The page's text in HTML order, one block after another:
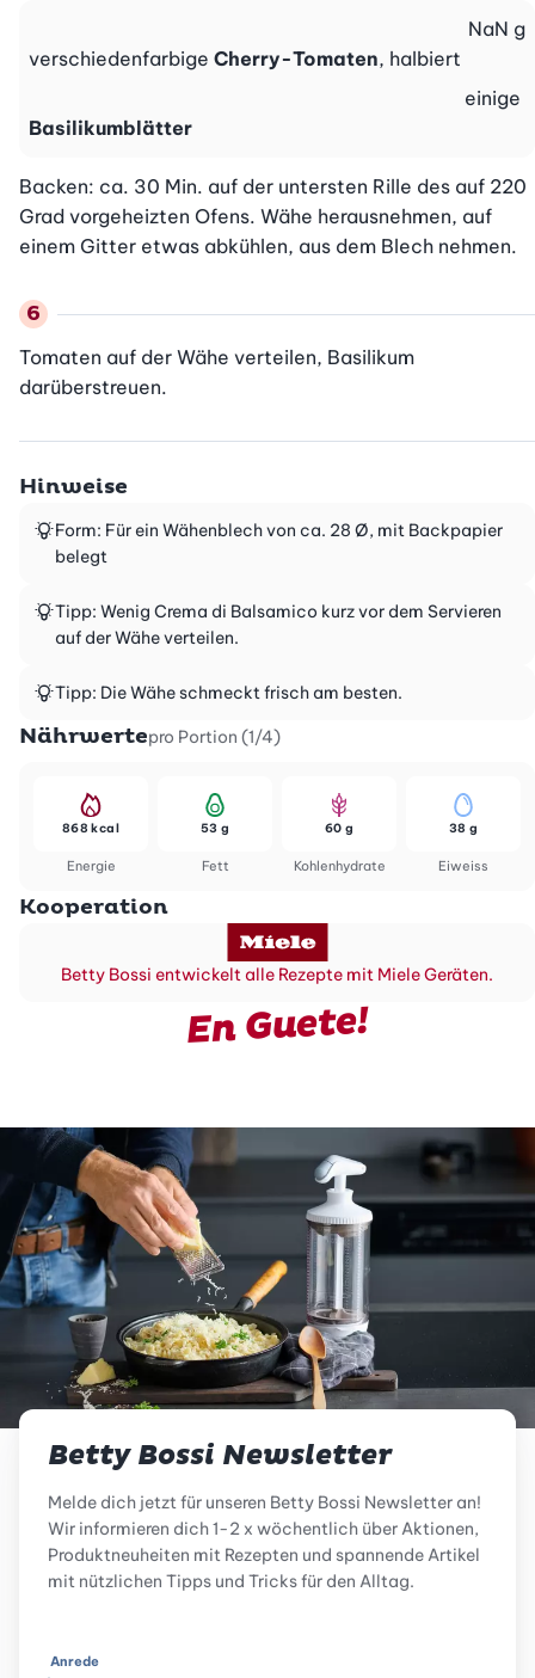
verschiedenfarbige Cherry-Tomaten, halbiert
NaN g
Basilikumblätter
einige
Backen: ca. 30 Min. auf der untersten Rille des auf 220
Grad vorgeheizten Ofens. Wähe herausnehmen, auf
einem Gitter etwas abkühlen, aus dem Blech nehmen.
Tomaten auf der Wähe verteilen, Basilikum
darüberstreuen.
Hinweise
Form: Für ein Wähenblech von ca. 28 Ø, mit Backpapier
belegt
Tipp: Wenig Crema di Balsamico kurz vor dem Servieren
auf der Wähe verteilen.
Tipp: Die Wähe schmeckt frisch am besten.
Nährwertepro Portion (1/4)
Energie
868 kcal
Fett
53 g
Kohlenhydrate
60 g
Eiweiss
38 g
Kooperation
Betty Bossi entwickelt alle Rezepte mit Miele Geräten.
En Guete!
Betty Bossi Newsletter
Melde dich jetzt für unseren Betty Bossi Newsletter an!
Wir informieren dich 1-2 x wöchentlich über Aktionen,
Produktneuheiten mit Rezepten und spannende Artikel
mit nützlichen Tipps und Tricks für den Alltag.
Anrede